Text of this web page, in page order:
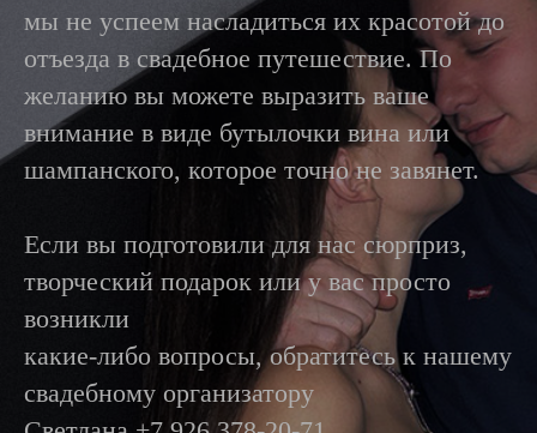
мы не успеем насладиться их красотой до
отъезда в свадебное путешествие. По
желанию вы можете выразить ваше
внимание в виде бутылочки вина или
шампанского, которое точно не завянет.
Если вы подготовили для нас сюрприз,
творческий подарок или у вас просто
возникли
какие-либо вопросы, обратитесь к нашему
свадебному организатору